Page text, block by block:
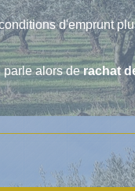
d'emprunt
parle alors derachat